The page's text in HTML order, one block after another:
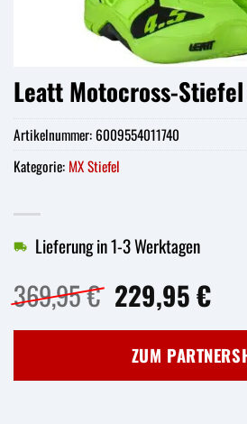
Leatt Motocross-
369,95€
Preis
war:
369,95 €
229,95€
ist:
Lieferung in 1-3 Werktagen
ZUM
Artikelnummer:6009554011740
Kategorie: MX Stiefel